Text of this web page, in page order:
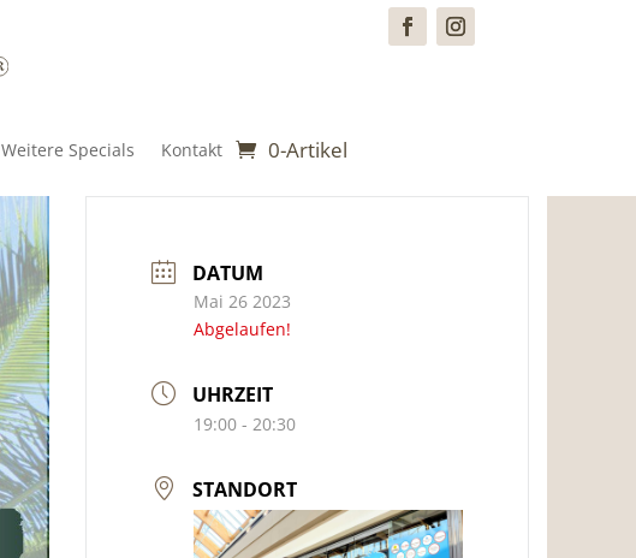
Weitere Specials Kontakt 0-Artikel
DATUM
Mai 26 2023
Abgelaufen!
UHRZEIT
19:00 - 20:30
STANDORT